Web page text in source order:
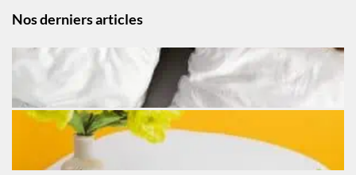
Nos derniers articles